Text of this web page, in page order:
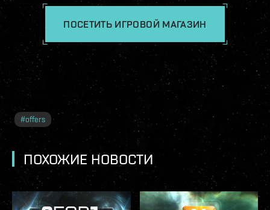
ПОСЕТИТЬ ИГРОВОЙ МАГАЗИН
#offers
ПОХОЖИЕ НОВОСТИ